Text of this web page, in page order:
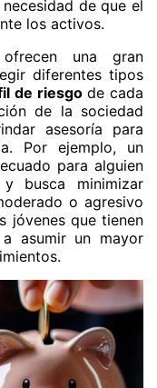
de que el
los activos.
una gran
diferentes tipos
de riesgo de cada
de la sociedad
asesoría para
Por ejemplo, un
para alguien
busca minimizar
o agresivo
jóvenes que tienen
asumir un mayor